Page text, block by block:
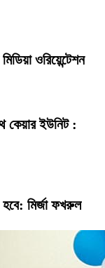
ওরিয়েন্টেশন
কেয়ার ইউনিট :
মির্জা ফখরুল